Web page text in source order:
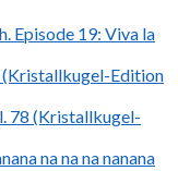
Episode 19: Viva la
(Kristallkugel-Edition
78 (Kristallkugel-
na na na nanana